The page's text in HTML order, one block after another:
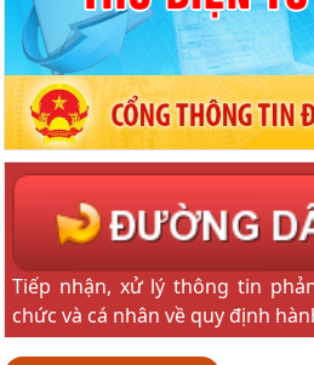
Tiếp nhận, xử lý thông tin
chức và cá nhân về quy định